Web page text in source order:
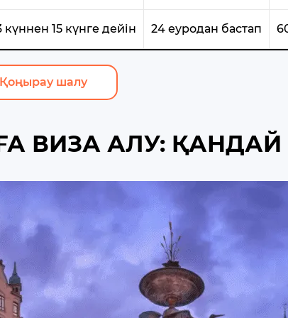
күннен 15 күнге дейін 24 еуродан бастап
Қоңырау шалу
ВИЗА АЛУ: